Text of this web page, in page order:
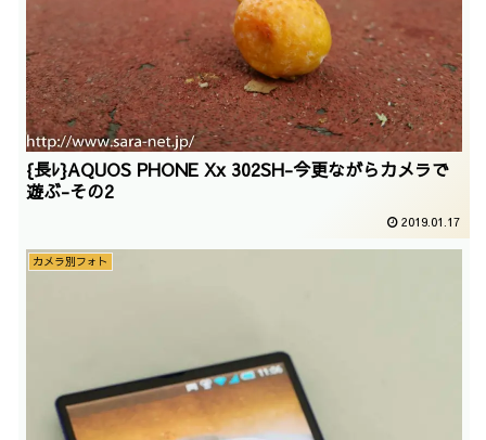
{長ﾚ}AQUOS PHONE Xx 302SH-今更ながらカメラで
遊ぶ-その2
2019.01.17
カメラ別フォト